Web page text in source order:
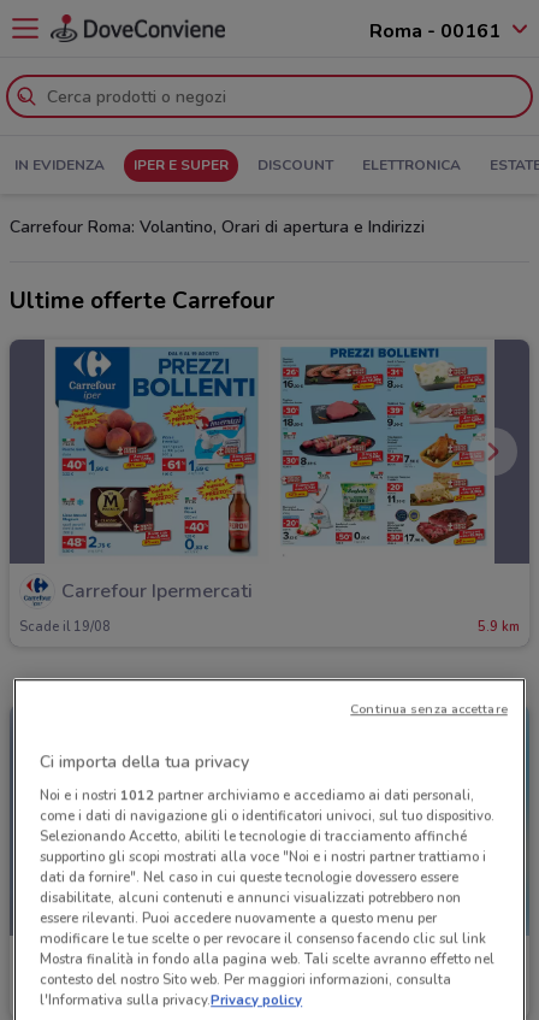
Roma - 00161
IN EVIDENZA IPER E SUPER DISCOUNT ELETTRONICA
Carrefour Roma: Volantino, Orari di apertura e Indirizzi
Ultime offerte Carrefour
Carrefour Ipermercati
Scade il 19/08 5.9 km
NUOVO
Carrefour Ipermercati
Scade il 19/08 5.9 km
Carrefour Ipermercati
Scade il 30/09
Ci importa della tua privacy
Noi e i nostri 1012partner archiviamo e accediamo ai dati personali,
come i dati di navigazione gli o identificatori univoci, sul tuo dispositivo.
Selezionando Accetto, abiliti le tecnologie di tracciamento affinché
supportino gli scopi mostrati alla voce "Noi e i nostri partner trattiamo i
dati da fornire". Nel caso in cui queste tecnologie dovessero essere
disabilitate, alcuni contenuti e annunci visualizzati potrebbero non
essere rilevanti. Puoi accedere nuovamente a questo menu per
modificare le tue scelte o per revocare il consenso facendo clic sul link
Mostra finalità in fondo alla pagina web. Tali scelte avranno effetto nel
contesto del nostro Sito web. Per maggiori informazioni, consulta
l'Informativa sulla privacy.Privacy policy
Continua senza accettare